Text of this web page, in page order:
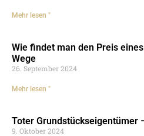
Mehr lesen "
Wie findet man den Preis
Wege
26. September 2024
Mehr lesen "
Toter Grundstückseigentümer
9. Oktober 2024